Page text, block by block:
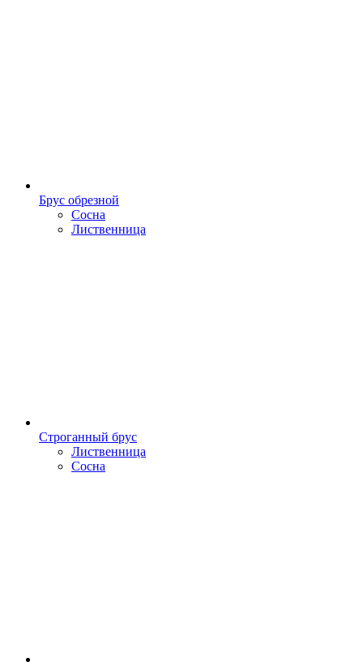
Брус обрезной
Сосна
Лиственница
Строганный брус
Лиственница
Сосна